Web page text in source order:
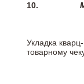
10.
Укладка
товарному